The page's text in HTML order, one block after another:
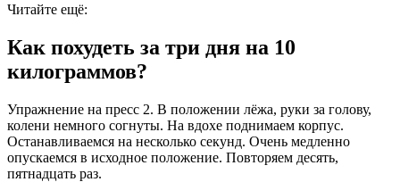
Читайте ещё:
Как похудеть за три дня на 10
килограммов?
Упражнение на пресс 2. В положении лёжа, руки за голову,
колени немного согнуты. На вдохе поднимаем корпус.
Останавливаемся на несколько секунд. Очень медленно
опускаемся в исходное положение. Повторяем десять,
пятнадцать раз.